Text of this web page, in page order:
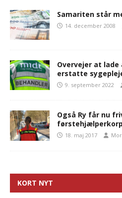
Samariten står
14. december 2008
Overvejer at lade
erstatte
9. september 2022
Også Ry får nu
18. maj 2017
KORT NYT